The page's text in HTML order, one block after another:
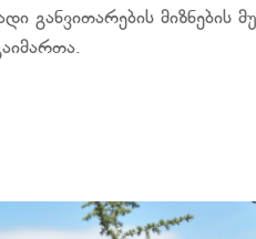
განვითარების მიზნების